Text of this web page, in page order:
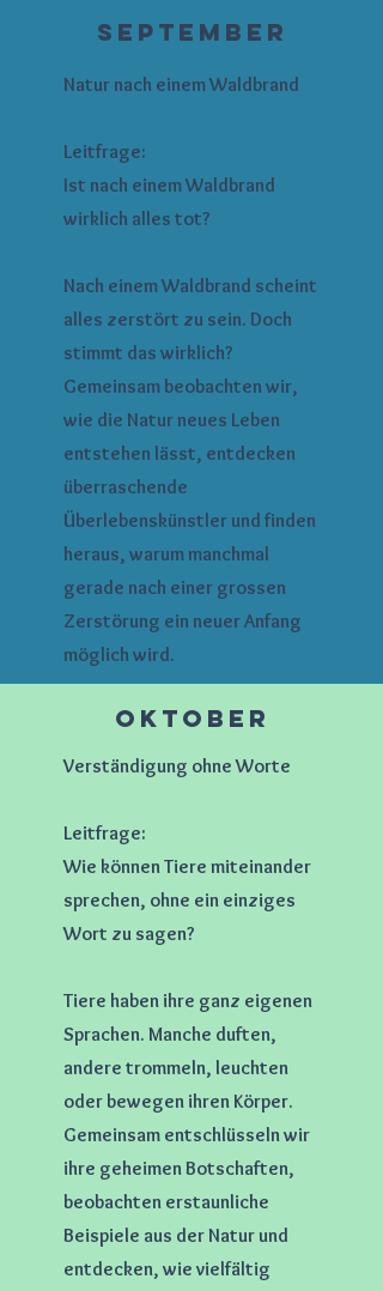
September
Natur nach einem Waldbrand
Leitfrage:
Ist nach einem Waldbrand
wirklich alles tot?
Nach einem Waldbrand scheint
alles zerstört zu sein. Doch
stimmt das wirklich?
Gemeinsam beobachten wir,
wie die Natur neues Leben
entstehen lässt, entdecken
überraschende
Überlebenskünstler und finden
heraus, warum manchmal
gerade nach einer grossen
Zerstörung ein neuer Anfang
möglich wird.
Oktober
Verständigung ohne Worte
Leitfrage:
Wie können Tiere miteinander
sprechen, ohne ein einziges
Wort zu sagen?
Tiere haben ihre ganz eigenen
Sprachen. Manche duften,
andere trommeln, leuchten
oder bewegen ihren Körper.
Gemeinsam entschlüsseln wir
ihre geheimen Botschaften,
beobachten erstaunliche
Beispiele aus der Natur und
entdecken, wie vielfältig